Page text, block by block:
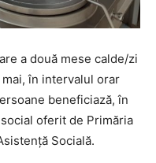
a două mese calde/zi
în intervalul orar
beneficiază, în
oferit de Primăria
Socială.